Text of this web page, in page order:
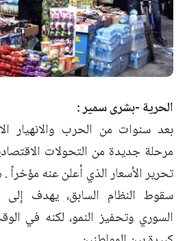
الحرية -بشرى سمير :
بعد سنوات من الحرب والانهيار
مرحلة جديدة من التحولات
تحرير الأسعار الذي أعلن عنه مؤخراً .
سقوط النظام السابق، يهدف إلى
السوري وتحفيز النمو، لكنه في